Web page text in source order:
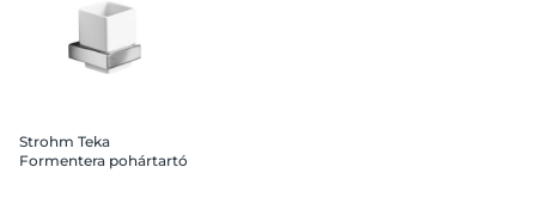
Strohm Teka
Formentera pohártartó